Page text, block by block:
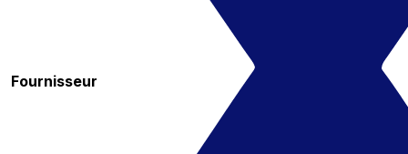
Fournisseur